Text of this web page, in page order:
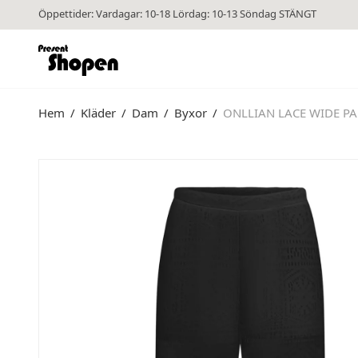
Öppettider: Vardagar: 10-18 Lördag: 10-13 Söndag STÄNGT
Hem / Kläder / Dam / Byxor / ONLLIAN LACE WIDE